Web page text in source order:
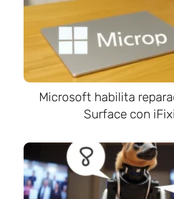
Microsoft habilita
Surface con